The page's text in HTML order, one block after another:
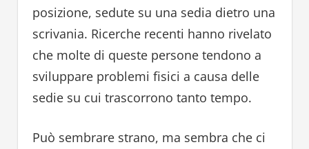
posizione, sedute su una sedia dietro una
scrivania. Ricerche recenti hanno rivelato
che molte di queste persone tendono a
sviluppare problemi fisici a causa delle
sedie su cui trascorrono tanto tempo.
Può sembrare strano, ma sembra che ci